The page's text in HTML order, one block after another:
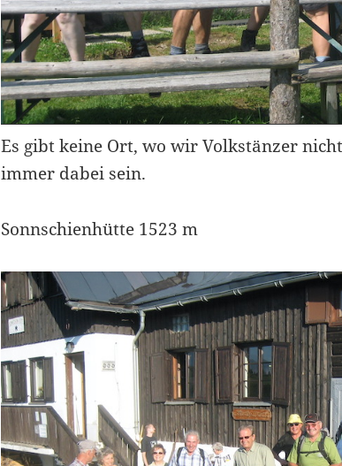
Es gibt keine Ort, wo wir Volkstänzer
immer dabei sein.
Sonnschienhütte 1523 m